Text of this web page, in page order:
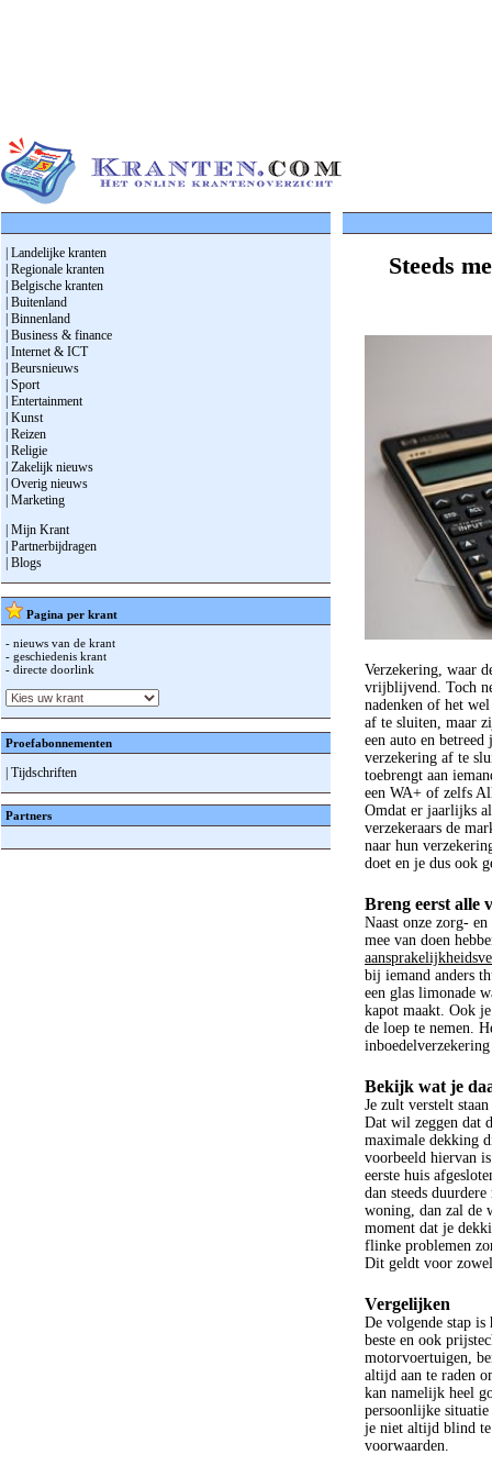
| Landelijke kranten
| Regionale kranten
| Belgische kranten
| Buitenland
| Binnenland
| Business & finance
| Internet & ICT
| Beursnieuws
| Sport
| Entertainment
| Kunst
| Reizen
| Religie
| Zakelijk nieuws
| Overig nieuws
| Marketing
| Mijn Krant
| Partnerbijdragen
| Blogs
Pagina per krant
- nieuws van de krant
- geschiedenis krant
- directe doorlink
Proefabonnementen
| Tijdschriften
Partners
Steeds
Verzekering, waar
vrijblijvend. Toch
nadenken of het
af te sluiten, maar
een auto en
verzekering af te
toebrengt aan
een WA+ of zelfs
Omdat er jaarlijks
verzekeraars de
naar hun
doet en je dus ook
Breng eerst alle
Naast onze zorg-
mee van doen
bij iemand anders
een glas limonade
kapot maakt. Ook
de loep te nemen.
Bekijk wat je
Je zult verstelt
Dat wil zeggen dat
maximale dekking
voorbeeld hiervan
eerste huis
dan steeds duurdere
woning, dan zal de
moment dat je
flinke problemen
Dit geldt voor
Vergelijken
De volgende stap is
beste en ook
motorvoertuigen,
altijd aan te raden
kan namelijk heel
persoonlijke
je niet altijd blind te
voorwaarden.